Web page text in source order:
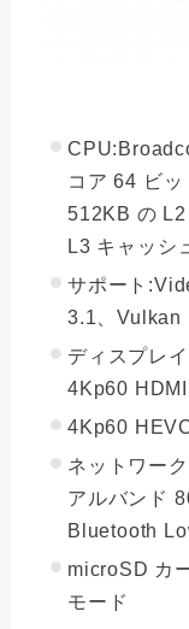
コア 64 ビ
512KB の
L3 キャッシ
サポート
3.1、Vulkan
ディスプレ
4Kp60 HDMI
4Kp60
ネットワー
アルバンド
Bluetooth
microSD カ
モード